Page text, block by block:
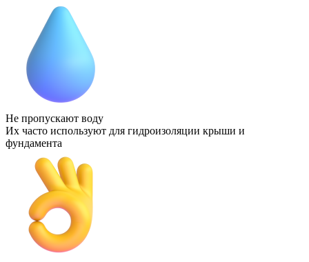
Не пропускают воду
Их часто используют для гидроизоляции крыши и
фундамента